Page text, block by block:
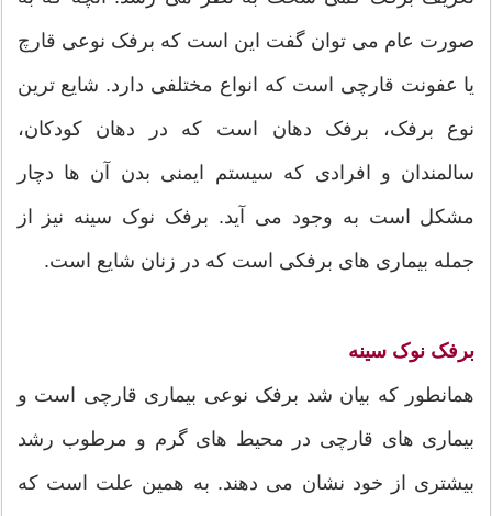
صورت عام می توان گفت این است که برفک نوعی قارچ
یا عفونت قارچی است که انواع مختلفی دارد. شایع ترین
نوع برفک، برفک دهان است که در دهان کودکان،
سالمندان و افرادی که سیستم ایمنی بدن آن ها دچار
مشکل است به وجود می آید. برفک نوک سینه نیز از
جمله بیماری های برفکی است که در زنان شایع است.
برفک نوک سینه
همانطور که بیان شد برفک نوعی بیماری قارچی است و
بیماری های قارچی در محیط های گرم و مرطوب رشد
بیشتری از خود نشان می دهند. به همین علت است که